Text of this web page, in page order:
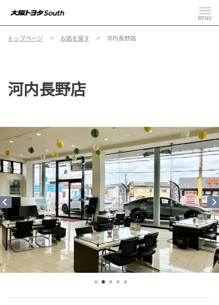
MENU
トップページ お店を探す 河内長野店
河内長野店